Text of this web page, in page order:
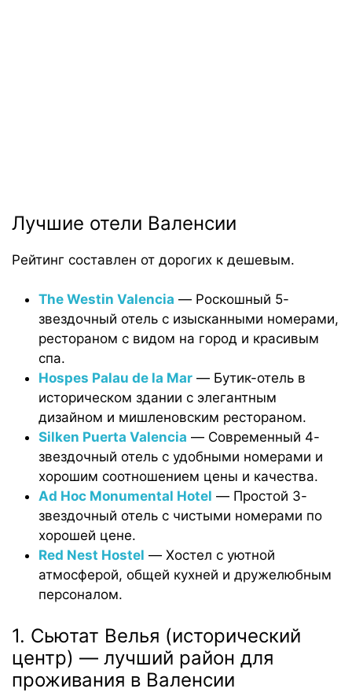
Лучшие отели Валенсии
Рейтинг составлен от дорогих к дешевым.
The Westin Valencia — Роскошный 5-
звездочный отель с изысканными номерами,
рестораном с видом на город и красивым
спа.
Hospes Palau de la Mar — Бутик-отель в
историческом здании с элегантным
дизайном и мишленовским рестораном.
Silken Puerta Valencia — Современный 4-
звездочный отель с удобными номерами и
хорошим соотношением цены и качества.
Ad Hoc Monumental Hotel — Простой 3-
звездочный отель с чистыми номерами по
хорошей цене.
Red Nest Hostel — Хостел с уютной
атмосферой, общей кухней и дружелюбным
персоналом.
1. Сьютат Велья (исторический
центр) — лучший район для
проживания в Валенсии